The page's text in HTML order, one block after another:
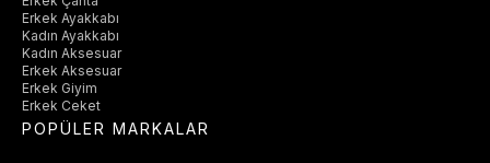
Erkek Ayakkabı
Kadın Ayakkabı
Kadın Aksesuar
Erkek Aksesuar
Erkek Giyim
Erkek Ceket
POPÜLER MARKALAR